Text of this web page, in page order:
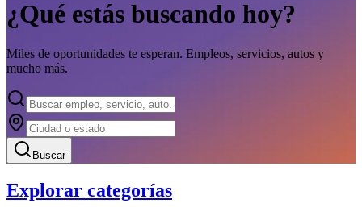
¿Qué estás buscando hoy?
Miles de oportunidades te esperan. Empleos, servicios, autos y
mucho más.
Buscar
Explorar categorías